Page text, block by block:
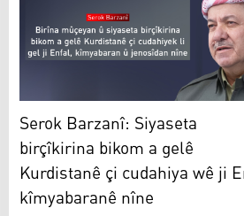
Serok Barzanî
Serok Barzanî: Siyaseta
birçîkirina bikom a gelê
Kurdistanê çi cudahiya wê ji
kîmyabaranê nîne